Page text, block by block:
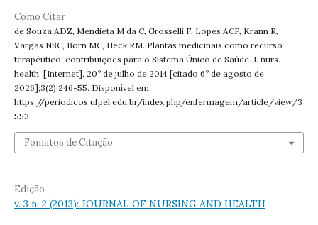
Como Citar
de Souza ADZ, Mendieta M da C, Grosselli F, Lopes ACP, Krann R,
Vargas NSC, Born MC, Heck RM. Plantas medicinais como recurso
terapêutico: contribuições para o Sistema Único de Saúde. J. nurs.
health. [Internet]. 20º de julho de 2014 [citado 6º de agosto de
2026];3(2):246-55. Disponível em:
https://periodicos.ufpel.edu.br/index.php/enfermagem/article/view/3
553
Fomatos de Citação
Edição
v. 3 n. 2 (2013): JOURNAL OF NURSING AND HEALTH